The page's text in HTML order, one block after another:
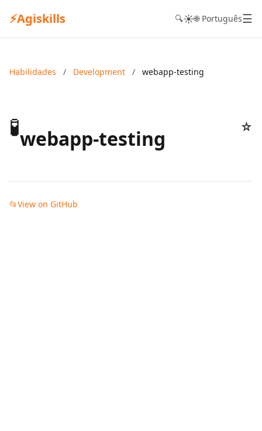
⚡Agiskills 🔍☀️🌐 Português☰
Habilidades / Development / webapp-testing
🧪webapp-testing ☆
📂View on GitHub